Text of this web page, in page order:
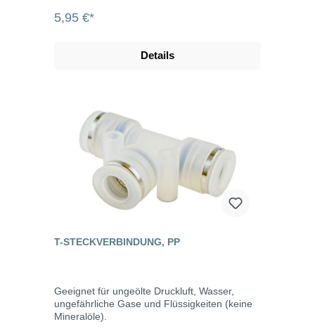
5,95 €*
Details
T-STECKVERBINDUNG, PP
Geeignet für ungeölte Druckluft, Wasser,
ungefährliche Gase und Flüssigkeiten (keine
Mineralöle).